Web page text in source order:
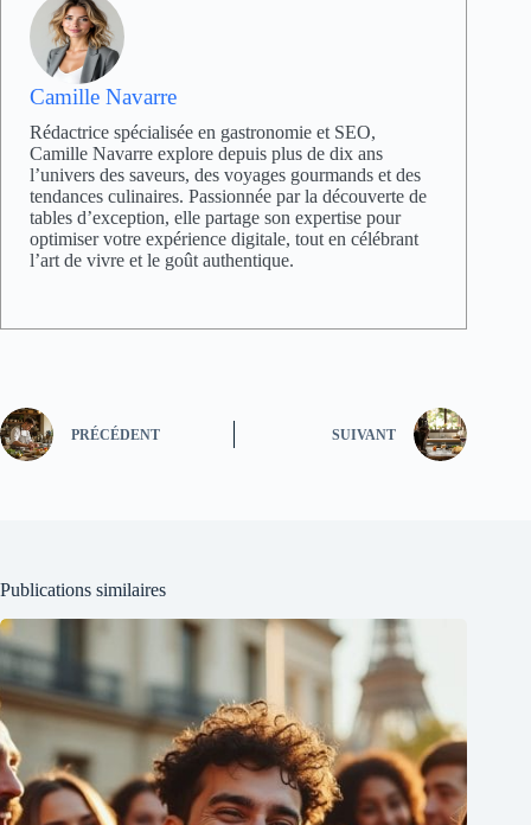
Camille Navarre
Rédactrice spécialisée en gastronomie et SEO,
Camille Navarre explore depuis plus de dix ans
l’univers des saveurs, des voyages gourmands et des
tendances culinaires. Passionnée par la découverte de
tables d’exception, elle partage son expertise pour
optimiser votre expérience digitale, tout en célébrant
l’art de vivre et le goût authentique.
PRÉCÉDENT SUIVANT
Publications similaires